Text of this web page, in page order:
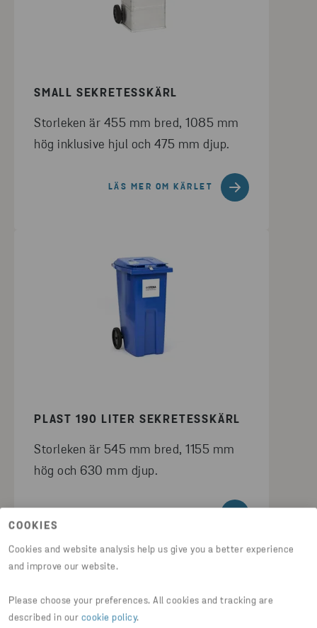
COOKIES
Cookies and website analysis help us give you a better experience
and improve our website.
Please choose your preferences. All cookies and tracking are
described in our cookie policy.
SMALL SEKRETESSKÄRL
Storleken är 455 mm bred, 1085 mm
hög inklusive hjul och 475 mm djup.
LÄS MER OM KÄRLET
PLAST 190 LITER SEKRETESSKÄRL
Storleken är 545 mm bred, 1155 mm
hög och 630 mm djup.